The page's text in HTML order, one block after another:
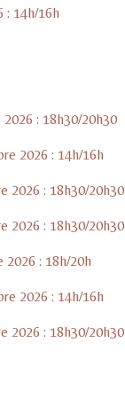
: 14h/16h
: 18h30/20h30
2026 : 14h/16h
2026 : 18h30/20h30
2026 : 18h30/20h30
2026 : 18h/20h
2026 : 14h/16h
2026 : 18h30/20h30